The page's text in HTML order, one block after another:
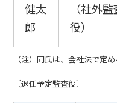
健太
郎
（社外
役）
（注）同氏は、会社法で定
〔退任予定監査役〕